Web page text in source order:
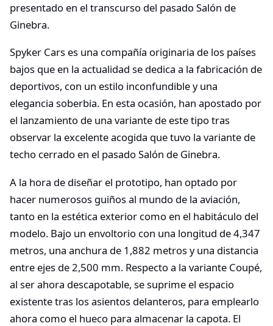
presentado en el transcurso del pasado Salón de
Ginebra.
Spyker Cars es una compañía originaria de los países
bajos que en la actualidad se dedica a la fabricación de
deportivos, con un estilo inconfundible y una
elegancia soberbia. En esta ocasión, han apostado por
el lanzamiento de una variante de este tipo tras
observar la excelente acogida que tuvo la variante de
techo cerrado en el pasado Salón de Ginebra.
A la hora de diseñar el prototipo, han optado por
hacer numerosos guiños al mundo de la aviación,
tanto en la estética exterior como en el habitáculo del
modelo. Bajo un envoltorio con una longitud de 4,347
metros, una anchura de 1,882 metros y una distancia
entre ejes de 2,500 mm. Respecto a la variante Coupé,
al ser ahora descapotable, se suprime el espacio
existente tras los asientos delanteros, para emplearlo
ahora como el hueco para almacenar la capota. El